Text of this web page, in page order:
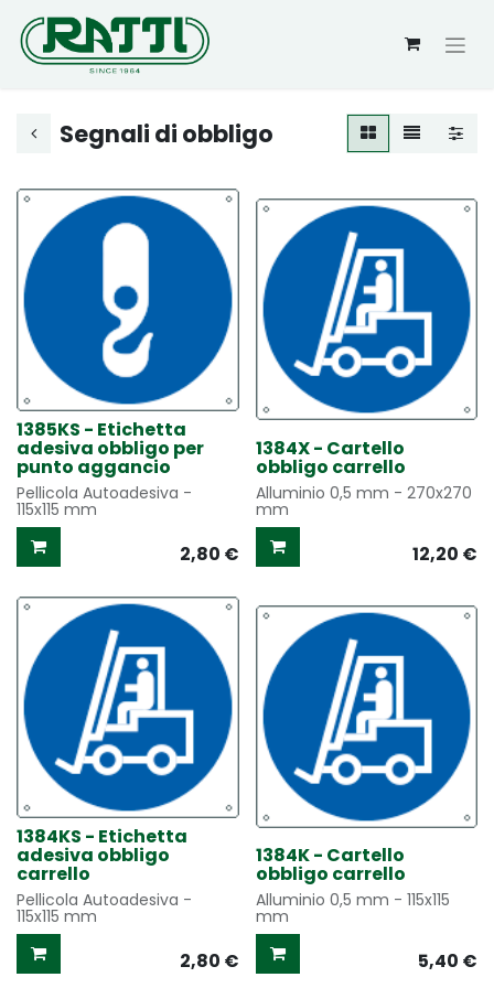
Segnali di obbligo
1385KS - Etichetta
adesiva obbligo per
punto aggancio
Pellicola Autoadesiva -
115x115 mm
2,80 €
1384X - Cartello
obbligo carrello
Alluminio 0,5 mm - 270x270
mm
12,20 €
1384KS - Etichetta
adesiva obbligo
carrello
Pellicola Autoadesiva -
115x115 mm
2,80 €
1384K - Cartello
obbligo carrello
Alluminio 0,5 mm - 115x115
mm
5,40 €